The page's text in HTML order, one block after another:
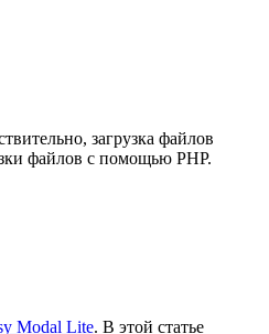
загрузка файлов
файлов с помощью PHP.
Modal Lite. В этой статье